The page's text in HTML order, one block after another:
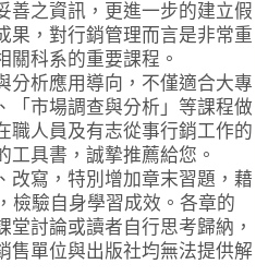
善之資訊，更進一步的建立假
果，對行銷管理而言是非常重
關科系的重要課程。
析應用導向，不僅適合大專
「市場調查與分析」等課程做
職人員及有志從事行銷工作的
具書，誠摯推薦給您。
寫，特別增加章末習題，藉
檢驗自身學習成效。各章的
堂討論或讀者自行思考歸納，
售單位與出版社均無法提供解